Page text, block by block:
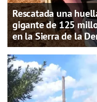
Rescatada una
gigante de 125
en la Sierra de la